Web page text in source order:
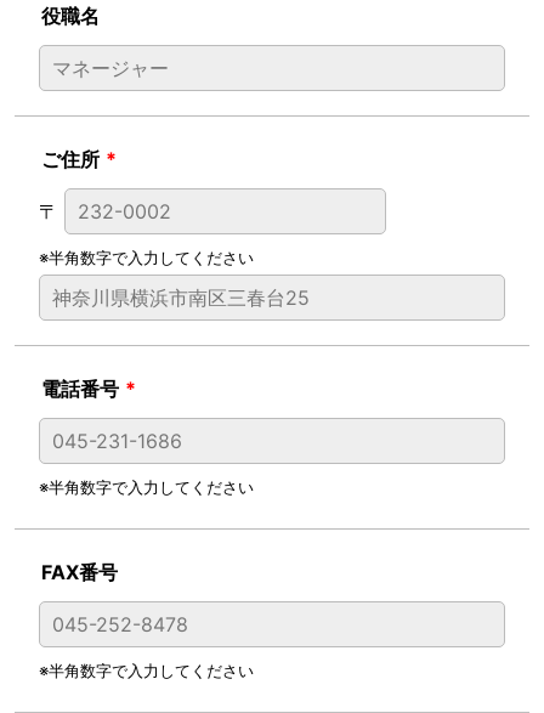
役職名
ご住所 *
〒
※半角数字で入力してください
電話番号 *
※半角数字で入力してください
FAX番号
※半角数字で入力してください